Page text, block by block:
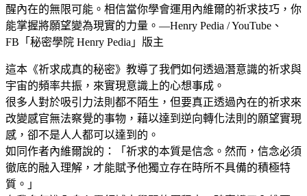
醒內在的無限可能。相信當你學會運用內維爾的祈求技巧，你
能掌握將願望變為現實的力量。—Henry Pedia / YouTube、
FB「秘密學院 Henry Pedia」版主
這本《祈求成真的秘密》教導了我們如何透過潛意識的祈求與
宇宙的頻率共振，來實現意識上的心想事成。
很多人對於吸引力法則都不陌生，但要真正透過內在的祈求來
改變感官無法察覺的事物，藉以達到逆向轉化法則的願望實現
感，卻不是人人都可以達到的。
如同作者內維爾說的：「祈求的本質是信念。然而，信念必須
徹底的融入理解，才能賦予他獨立存在時所不具備的積極特
質。」